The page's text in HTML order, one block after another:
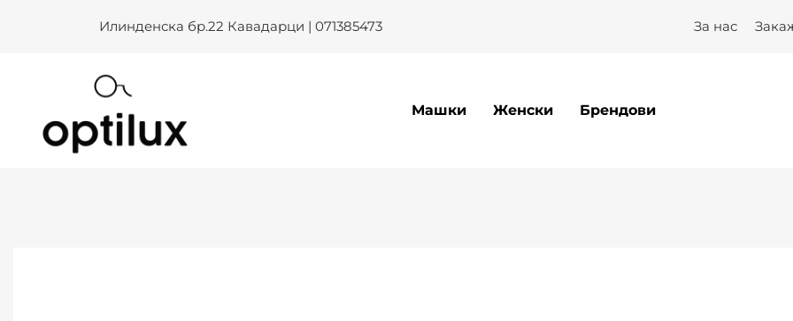
Илинденска бр.22 Кавадарци | 071385473 За нас
Машки Женски Брендови